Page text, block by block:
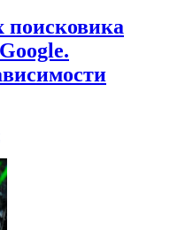
поисковика